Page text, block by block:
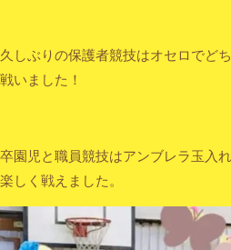
久しぶりの保護者競技はオセロでど
戦いました！
卒園児と職員競技はアンブレラ玉入
楽しく戦えました。